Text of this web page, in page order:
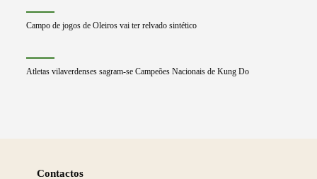
Campo de jogos de Oleiros vai ter relvado sintético
Atletas vilaverdenses sagram-se Campeões Nacionais de Kung Do
Contactos